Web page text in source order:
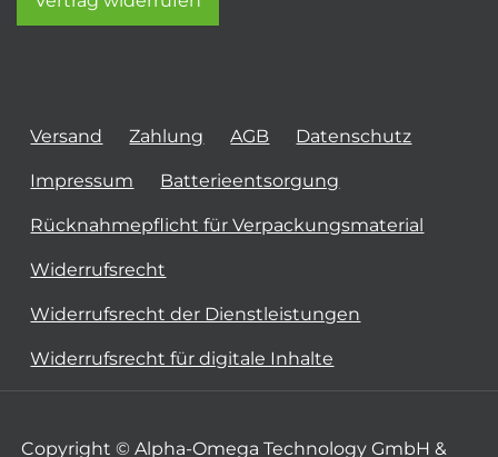
Versand Zahlung AGB Datenschutz
Impressum Batterieentsorgung
Rücknahmepflicht für Verpackungsmaterial
Widerrufsrecht
Widerrufsrecht der Dienstleistungen
Widerrufsrecht für digitale Inhalte
Copyright © Alpha-Omega Technology GmbH &